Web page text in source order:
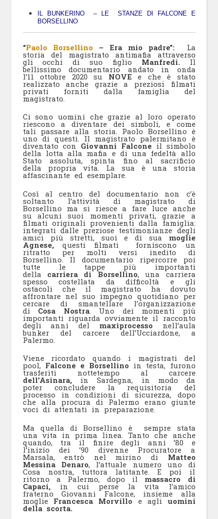
IL BUNKERINO – LE STANZE DI FALCONE E
BORSELLINO
“Paolo Borsellino – Era mio padre”: La
storia del magistrato antimafia attraverso
gli occhi di suo figlio Manfredi. Il
bellissimo documentario andato in onda
l’11 ottobre 2020 su NOVE e che è stato
realizzato anche grazie a preziosi filmati
privati forniti dalla famiglia del
magistrato.
Ci sono uomini che grazie al loro operato
riescono a diventare dei simboli, e come
tali passare alla storia. Paolo Borsellino è
uno di questi. Il magistrato palermitano è
diventato con Giovanni Falcone il simbolo
della lotta alla mafia e di una fedeltà allo
Stato assoluta, spinta fino al sacrificio
della propria vita. La sua è una storia
affascinante ed esemplare.
Così al centro del documentario non c’è
soltanto l’attività di magistrato di
Borsellino ma si riesce a fare luce anche
su alcuni suoi momenti privati, grazie a
filmati originali provenienti dalla famiglia:
integrati dalle preziose testimonianze degli
amici più stretti, suoi e di sua moglie
Agnese,questi filmati forniscono un
ritratto per molti versi inedito di
Borsellino. Il documentario ripercorre poi
tutte le tappe più importanti
della carriera di Borsellino, una carriera
spesso costellata da difficoltà e gli
ostacoli che il magistrato ha dovuto
affrontare nel suo impegno quotidiano per
cercare di smantellare l’organizzazione
di Cosa Nostra. Uno dei momenti più
importanti riguarda ovviamente il racconto
degli anni del maxiprocesso nell’aula
bunker del carcere dell’Ucciardone, a
Palermo.
Viene ricordato quando i magistrati del
pool, Falcone e Borsellino in testa, furono
trasferiti nottetempo al carcere
dell’Asinara,in Sardegna, in modo da
poter concludere la requisitoria del
processo in condizioni di sicurezza, dopo
che alla procura di Palermo erano giunte
voci di attentati in preparazione.
Ma quella di Borsellino è sempre stata
una vita in prima linea. Tanto che anche
quando, tra il finire degli anni ’80 e
l’inizio dei ’90 divenne Procuratore a
Marsala, entrò nel mirino di Matteo
Messina Denaro, l’attuale numero uno di
Cosa nostra, tuttora latitante. E poi il
ritorno a Palermo, dopo il massacro di
Capaci,in cui perse la vita l’amico
fraterno Giovanni Falcone, insieme alla
moglie Francesca Morvillo e agli uomini
della scorta.